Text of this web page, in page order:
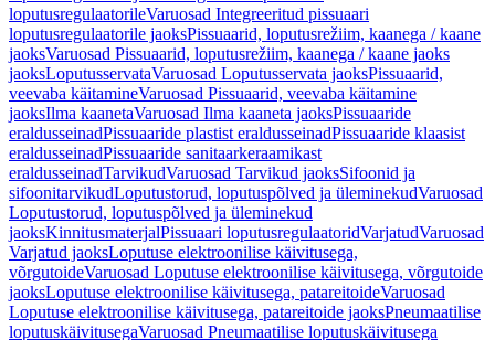
loputusregulaatorileVaruosad Integreeritud pissuaari
loputusregulaatorile jaoksPissuaarid, loputusrežiim, kaanega / kaane
jaoksVaruosad Pissuaarid, loputusrežiim, kaanega / kaane jaoks
jaoksLoputusservataVaruosad Loputusservata jaoksPissuaarid,
veevaba käitamineVaruosad Pissuaarid, veevaba käitamine
jaoksIlma kaanetaVaruosad Ilma kaaneta jaoksPissuaaride
eraldusseinadPissuaaride plastist eraldusseinadPissuaaride klaasist
eraldusseinadPissuaaride sanitaarkeraamikast
eraldusseinadTarvikudVaruosad Tarvikud jaoksSifoonid ja
sifoonitarvikudLoputustorud, loputuspõlved ja üleminekudVaruosad
Loputustorud, loputuspõlved ja üleminekud
jaoksKinnitusmaterjalPissuaari loputusregulaatoridVarjatudVaruosad
Varjatud jaoksLoputuse elektroonilise käivitusega,
võrgutoideVaruosad Loputuse elektroonilise käivitusega, võrgutoide
jaoksLoputuse elektroonilise käivitusega, patareitoideVaruosad
Loputuse elektroonilise käivitusega, patareitoide jaoksPneumaatilise
loputuskäivitusegaVaruosad Pneumaatilise loputuskäivitusega